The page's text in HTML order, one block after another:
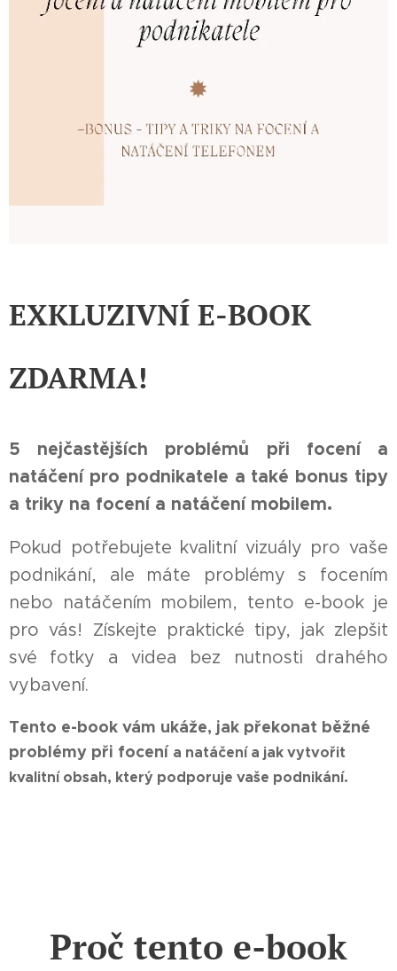
EXKLUZIVNÍ E-BOOK
ZDARMA!
5 nejčastějších problémů při focení a
natáčení pro podnikatele a také bonus tipy
a triky na focení a natáčení mobilem.
Pokud potřebujete kvalitní vizuály pro vaše
podnikání, ale máte problémy s focením
nebo natáčením mobilem, tento e-book je
pro vás! Získejte praktické tipy, jak zlepšit
své fotky a videa bez nutnosti drahého
vybavení.
Tento e-book vám ukáže, jak překonat běžné
problémy při focení a natáčenía jak vytvořit
kvalitní obsah, který podporuje vaše podnikání.
Proč tento e-book